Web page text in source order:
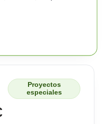
Proyectos
especiales